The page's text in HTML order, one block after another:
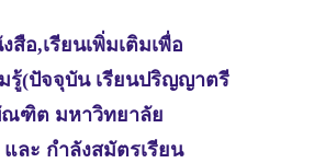
สือ,เรียนเพิ่มเติมเพื่อ
รู้(ปัจจุบัน เรียนปริญญาตรี
ฑิต มหาวิทยาลัย
ละ กำลังสมัตรเรียน